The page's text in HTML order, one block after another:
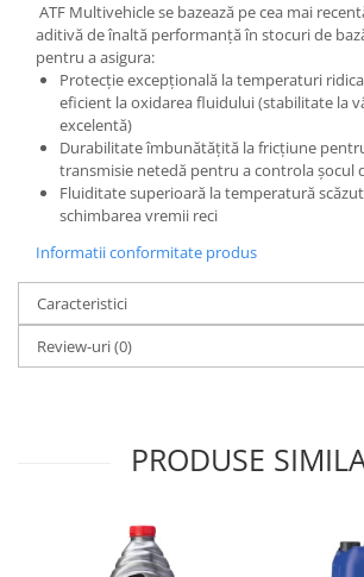
ATF Multivehicle se bazează pe cea mai
aditivă de înaltă performanță în stocuri de
pentru a asigura:
Protecție excepțională la temperaturi
eficient la oxidarea fluidului (stabilitate la
excelentă)
Durabilitate îmbunătățită la fricțiune
transmisie netedă pentru a controla șocul
Fluiditate superioară la temperatură
schimbarea vremii reci
Informatii conformitate produs
Caracteristici
Review-uri(0)
PRODUSE